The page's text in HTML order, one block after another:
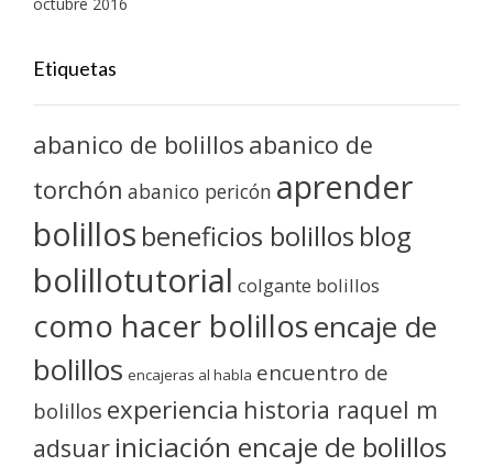
Etiquetas
abanico de bolillos abanico de
torchón abanico pericón aprender
bolillos beneficios bolillos blog
bolillotutorial colgante bolillos
como hacer bolillosencaje de
bolillos encajeras al habla encuentro de
bolillos experiencia historia raquel m
adsuar iniciación encaje de bolillos